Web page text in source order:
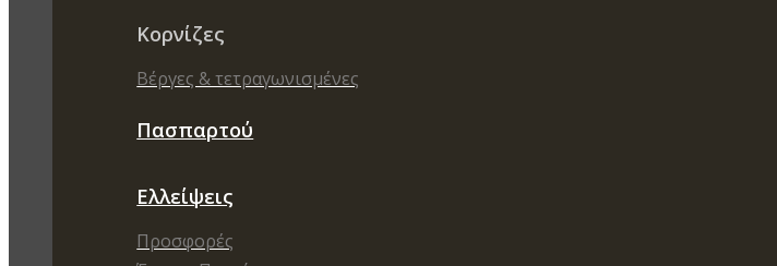
Κορνίζες
Βέργες & τετραγωνισμένες
Πασπαρτού
Ελλείψεις
Προσφορές